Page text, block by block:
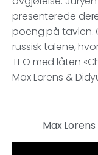
presenterede
poeng på tavlen.
russisk talene,
TEO med låten
Max Lorens &
Max